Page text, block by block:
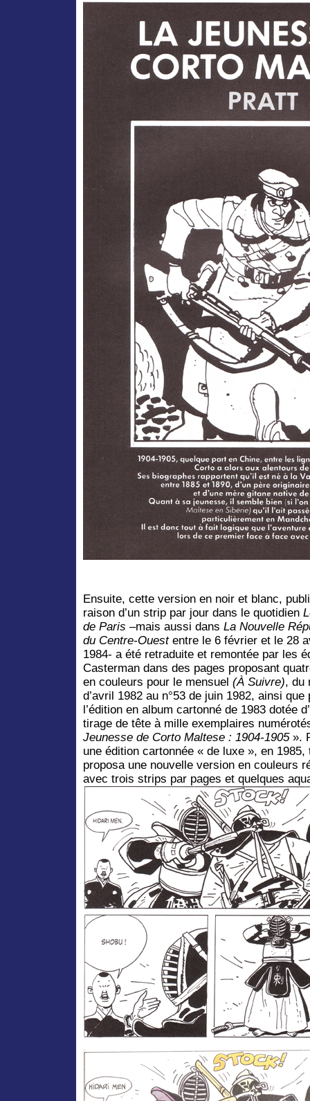
Ensuite, cette version en noir et blanc,
raison d’un strip par jour dans le quotidien
de Paris –mais aussi dans La Nouvelle
du Centre-Ouest entre le 6 février et le 28
1984- a été retraduite et remontée par les
Casterman dans des pages proposant
en couleurs pour le mensuel (À Suivre), du
d’avril 1982 au n°53 de juin 1982, ainsi que
l’édition en album cartonné de 1983 dotée
tirage de tête à mille exemplaires
Jeunesse de Corto Maltese : 1904-1905 ».
une édition cartonnée « de luxe », en
proposa une nouvelle version en couleurs
avec trois strips par pages et quelques